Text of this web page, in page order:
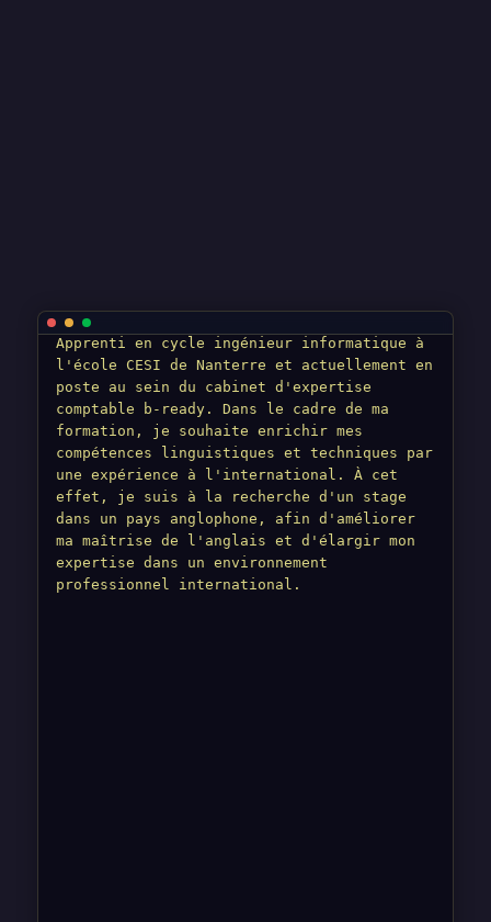
Apprenti en cycle ingénieur informatique à
l'école CESI de Nanterre et actuellement en
poste au sein du cabinet d'expertise
comptable b-ready. Dans le cadre de ma
formation, je souhaite enrichir mes
compétences linguistiques et techniques par
une expérience à l'international. À cet
effet, je suis à la recherche d'un stage
dans un pays anglophone, afin d'améliorer
ma maîtrise de l'anglais et d'élargir mon
expertise dans un environnement
professionnel international.